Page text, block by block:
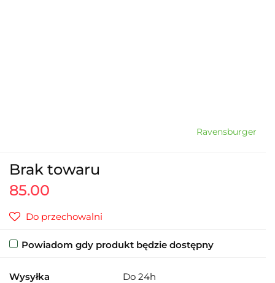
Ravensburger
Brak towaru
85.00
Do przechowalni
Powiadom gdy produkt będzie dostępny
Wysyłka Do 24h